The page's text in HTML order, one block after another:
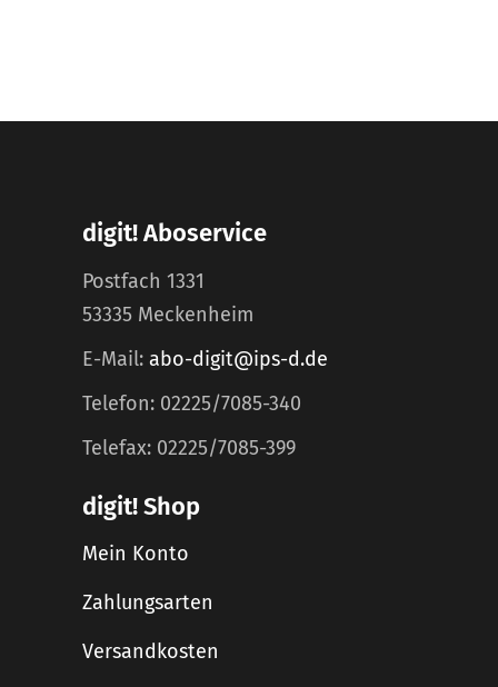
digit! Aboservice
Postfach 1331
53335 Meckenheim
E-Mail: abo-digit@ips-d.de
Telefon: 02225/7085-340
Telefax: 02225/7085-399
digit! Shop
Mein Konto
Zahlungsarten
Versandkosten